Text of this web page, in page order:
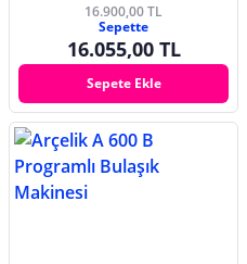
16.900,00 TL
Sepette
16.055,00 TL
Sepete Ekle